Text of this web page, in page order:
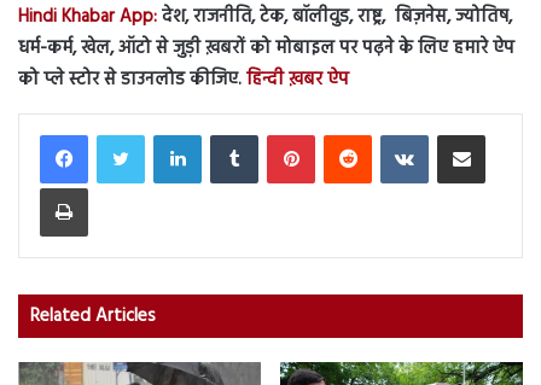
Hindi Khabar App:देश, राजनीति, टेक, बॉलीवुड, राष्ट्र, बिज़नेस, ज्योतिष,
धर्म-कर्म, खेल, ऑटो से जुड़ी ख़बरों को मोबाइल पर पढ़ने के लिए हमारे ऐप
को प्ले स्टोर से डाउनलोड कीजिए.हिन्दी ख़बर ऐप
LinkedInTumblr PinterestReddit VKontakteShare via Email
Print
Related Articles